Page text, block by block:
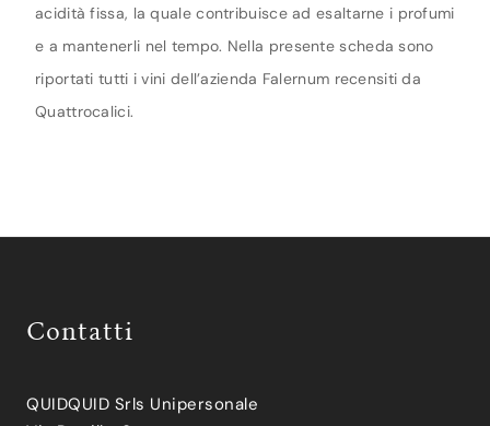
acidità fissa, la quale contribuisce ad esaltarne i profumi
e a mantenerli nel tempo. Nella presente scheda sono
riportati tutti i vini dell’azienda Falernum recensiti da
Quattrocalici.
Contatti
QUIDQUID Srls Unipersonale